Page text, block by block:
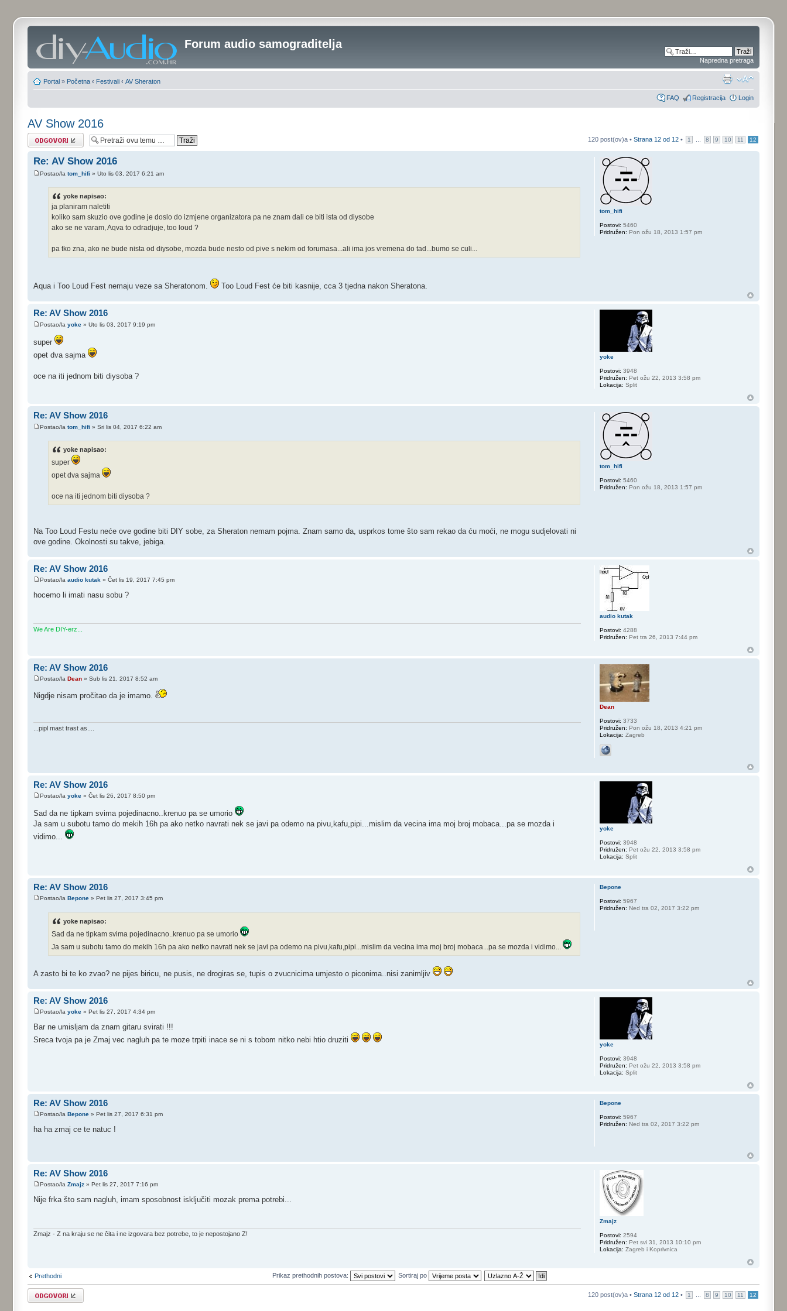
Forum audio samograditelja
Napredna pretraga
Portal » Početna ‹ Festivali ‹ AV Sheraton
FAQ Registracija Login
AV Show 2016
Odgovori 120 post(ov)a • Strana 12od 12• 1 8 9 10 11 12
Re: AV Show 2016
Postao/latom_hifi » Uto lis 03, 2017 6:21 am
yoke napisao:
ja planiram naletiti
koliko sam skuzio ove godine je doslo do izmjene organizatora pa ne znam dali ce biti ista od diysobe
ako se ne varam, Aqva to odradjuje, too loud ?
pa tko zna, ako ne bude nista od diysobe, mozda bude nesto od pive s nekim od forumasa...ali ima jos vremena do tad...bumo se culi...
Aqua i Too Loud Fest nemaju veze sa Sheratonom. Too Loud Fest će biti kasnije, cca 3 tjedna nakon Sheratona.
tom_hifi
Postovi: 5460
Pridružen: Pon ožu 18, 2013 1:57 pm
Re: AV Show 2016
Postao/layoke » Uto lis 03, 2017 9:19 pm
super
opet dva sajma
oce na iti jednom biti diysoba ?
yoke
Postovi: 3948
Pridružen: Pet ožu 22, 2013 3:58 pm
Lokacija: Split
Re: AV Show 2016
Postao/latom_hifi » Sri lis 04, 2017 6:22 am
yoke napisao:
super
opet dva sajma
oce na iti jednom biti diysoba ?
Na Too Loud Festu neće ove godine biti DIY sobe, za Sheraton nemam pojma. Znam samo da, usprkos tome što sam rekao da ću moći, ne mogu sudjelovati ni
ove godine. Okolnosti su takve, jebiga.
tom_hifi
Postovi: 5460
Pridružen: Pon ožu 18, 2013 1:57 pm
Re: AV Show 2016
Postao/laaudio kutak » Čet lis 19, 2017 7:45 pm
hocemo li imati nasu sobu ?
We Are DIY-erz...
audio kutak
Postovi: 4288
Pridružen: Pet tra 26, 2013 7:44 pm
Re: AV Show 2016
Postao/la Dean » Sub lis 21, 2017 8:52 am
Nigdje nisam pročitao da je imamo.
...pipl mast trast as....
Dean
Postovi: 3733
Pridružen: Pon ožu 18, 2013 4:21 pm
Lokacija: Zagreb
Re: AV Show 2016
Postao/layoke » Čet lis 26, 2017 8:50 pm
Sad da ne tipkam svima pojedinacno..krenuo pa se umorio
Ja sam u subotu tamo do mekih 16h pa ako netko navrati nek se javi pa odemo na pivu,kafu,pipi...mislim da vecina ima moj broj mobaca...pa se mozda i
vidimo...
yoke
Postovi: 3948
Pridružen: Pet ožu 22, 2013 3:58 pm
Lokacija: Split
Re: AV Show 2016
Postao/la Bepone » Pet lis 27, 2017 3:45 pm
yoke napisao:
Sad da ne tipkam svima pojedinacno..krenuo pa se umorio
Ja sam u subotu tamo do mekih 16h pa ako netko navrati nek se javi pa odemo na pivu,kafu,pipi...mislim da vecina ima moj broj mobaca...pa se mozda i vidimo...
A zasto bi te ko zvao? ne pijes biricu, ne pusis, ne drogiras se, tupis o zvucnicima umjesto o piconima..nisi zanimljiv
Bepone
Postovi: 5967
Pridružen: Ned tra 02, 2017 3:22 pm
Re: AV Show 2016
Postao/layoke » Pet lis 27, 2017 4:34 pm
Bar ne umisljam da znam gitaru svirati !!!
Sreca tvoja pa je Zmaj vec nagluh pa te moze trpiti inace se ni s tobom nitko nebi htio druziti
yoke
Postovi: 3948
Pridružen: Pet ožu 22, 2013 3:58 pm
Lokacija: Split
Re: AV Show 2016
Postao/laBepone » Pet lis 27, 2017 6:31 pm
ha ha zmaj ce te natuc !
Bepone
Postovi: 5967
Pridružen: Ned tra 02, 2017 3:22 pm
Re: AV Show 2016
Postao/laZmajz » Pet lis 27, 2017 7:16 pm
Nije frka što sam nagluh, imam sposobnost isključiti mozak prema potrebi...
Zmajz - Z na kraju se ne čita i ne izgovara bez potrebe, to je nepostojano Z!
Zmajz
Postovi: 2594
Pridružen: Pet svi 31, 2013 10:10 pm
Lokacija: Zagreb i Koprivnica
Prethodni Prikaz prethodnih postova: Sortiraj po
Odgovori 120 post(ov)a • Strana 12od 12• 1 8 9 10 11 12